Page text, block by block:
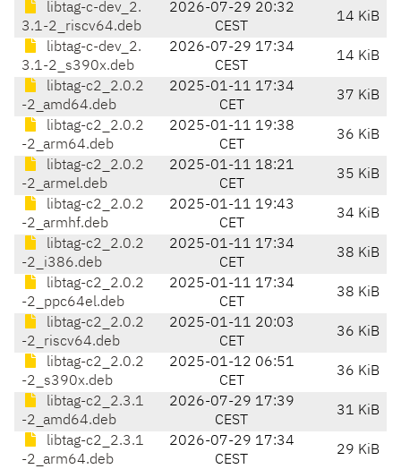
libtag-c-dev_2.
3.1-2_riscv64.deb
2026-07-29 20:32
CEST
14 KiB
libtag-c-dev_2.
3.1-2_s390x.deb
2026-07-29 17:34
CEST
14 KiB
libtag-c2_2.0.2
-2_amd64.deb
2025-01-11 17:34
CET
37 KiB
libtag-c2_2.0.2
-2_arm64.deb
2025-01-11 19:38
CET
36 KiB
libtag-c2_2.0.2
-2_armel.deb
2025-01-11 18:21
CET
35 KiB
libtag-c2_2.0.2
-2_armhf.deb
2025-01-11 19:43
CET
34 KiB
libtag-c2_2.0.2
-2_i386.deb
2025-01-11 17:34
CET
38 KiB
libtag-c2_2.0.2
-2_ppc64el.deb
2025-01-11 17:34
CET
38 KiB
libtag-c2_2.0.2
-2_riscv64.deb
2025-01-11 20:03
CET
36 KiB
libtag-c2_2.0.2
-2_s390x.deb
2025-01-12 06:51
CET
36 KiB
libtag-c2_2.3.1
-2_amd64.deb
2026-07-29 17:39
CEST
31 KiB
libtag-c2_2.3.1
-2_arm64.deb
2026-07-29 17:34
CEST
29 KiB